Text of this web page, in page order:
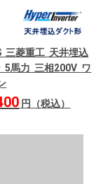
三菱重工 天井埋込
5馬力 三相200V ワ
円（税込）